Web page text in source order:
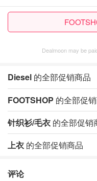
Dealmoon may be
Diesel 的全部促销商品
FOOTSHOP 的全部促
针织衫/毛衣 的全部促销
上衣 的全部促销商品
评论